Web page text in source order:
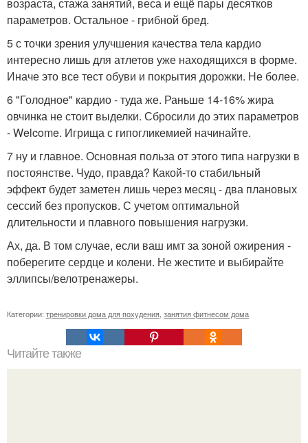
возраста, стажа занятий, веса и ещё пары десятков
параметров. Остальное - грибной бред.
5 с точки зрения улучшения качества тела кардио
интересно лишь для атлетов уже находящихся в форме.
Иначе это все тест обуви и покрытия дорожки. Не более.
6 "Голодное" кардио - туда же. Раньше 14-16% жира
овчинка не стоит выделки. Сбросили до этих параметров
- Welcome. Игрища с гипогликемией начинайте.
7 ну и главное. Основная польза от этого типа нагрузки в
постоянстве. Чудо, правда? Какой-то стабильный
эффект будет заметен лишь через месяц - два плановых
сессий без пропусков. С учетом оптимальной
длительности и плавного повышения нагрузки.
Ах, да. В том случае, если ваш имт за зоной ожирения -
поберегите сердце и колени. Не жестите и выбирайте
эллипсы/велотренажеры.
Категории: тренировки дома для похудения занятия фитнесом дома
Читайте также